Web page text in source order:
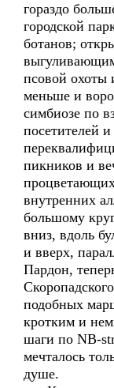
гораздо
городской
ботанов;
псовой охоты
меньше и
симбиозе по
посетителей
пикников и
внутренних
большому
вниз, вдоль
и вверх,
Пардон,
подобных
кротким и
шаги по NB-
мечталось
душе.